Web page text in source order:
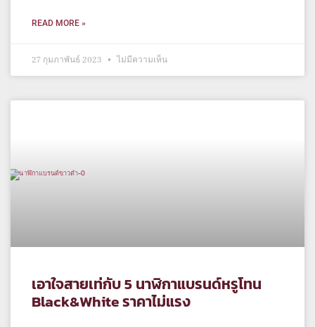
READ MORE »
27 กุมภาพันธ์ 2023 ไม่มีความเห็น
เอาใจสายเท่กับ 5 นาฬิกาแบรนด์หรูโทน
Black&White ราคาไม่แรง